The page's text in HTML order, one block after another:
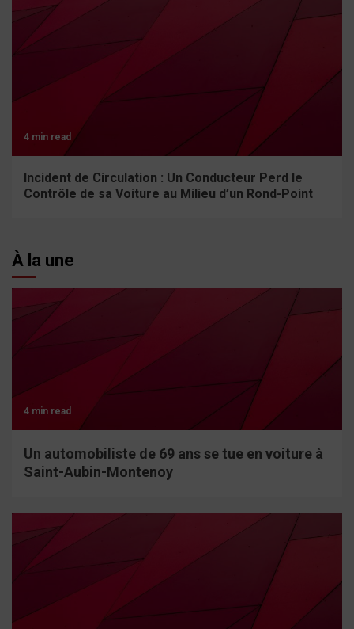
4 min read
Incident de Circulation : Un Conducteur Perd le
Contrôle de sa Voiture au Milieu d’un Rond-Point
À la une
4 min read
Un automobiliste de 69 ans se tue en voiture à
Saint-Aubin-Montenoy